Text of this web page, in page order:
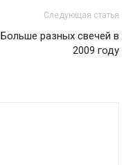
Следующая статья
Больше разных свечей в
2009 году